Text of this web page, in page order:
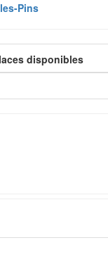
Pins
disponibles